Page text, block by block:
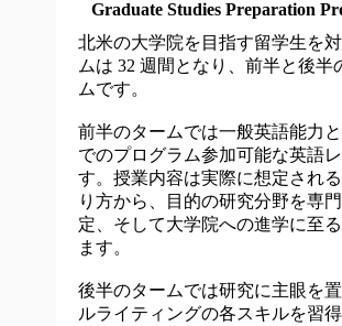
Graduate Studies Preparation
北米の大学院を目指す留学生を
ムは 32 週間となり、前半と後
ムです。
前半のタームでは一般英語能力
でのプログラム参加可能な英語
す。授業内容は実際に想定され
り方から、目的の研究分野を専
定、そして大学院への進学に至
ます。
後半のタームでは研究に主眼を
ルライティングの各スキルを習